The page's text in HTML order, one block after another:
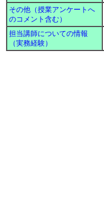
その他（授業アンケートへ
のコメント含む）
担当講師についての情報
（実務経験）